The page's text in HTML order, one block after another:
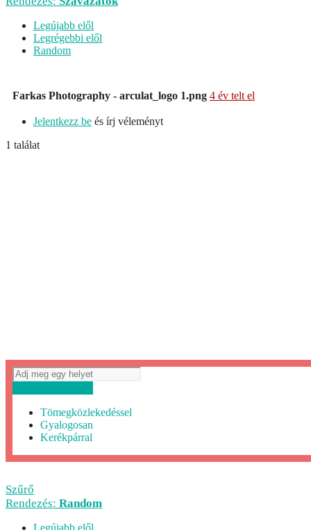
Legújabb elől
Legrégebbi elől
Random
Farkas Photography - arculat_logo 1.png 4 év telt el
Jelentkezz be és írj véleményt
1 találat
Tömegközlekedéssel
Gyalogosan
Kerékpárral
Szűrő
Rendezés: Random
Legújabb elől